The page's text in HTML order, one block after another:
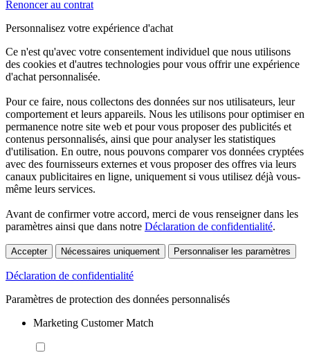
Renoncer au contrat
Personnalisez votre expérience d'achat
Ce n'est qu'avec votre consentement individuel que nous utilisons
des cookies et d'autres technologies pour vous offrir une expérience
d'achat personnalisée.
Pour ce faire, nous collectons des données sur nos utilisateurs, leur
comportement et leurs appareils. Nous les utilisons pour optimiser en
permanence notre site web et pour vous proposer des publicités et
contenus personnalisés, ainsi que pour analyser les statistiques
d'utilisation. En outre, nous pouvons comparer vos données cryptées
avec des fournisseurs externes et vous proposer des offres via leurs
canaux publicitaires en ligne, uniquement si vous utilisez déjà vous-
même leurs services.
Avant de confirmer votre accord, merci de vous renseigner dans les
paramètres ainsi que dans notre Déclaration de confidentialité.
Accepter Nécessaires uniquement Personnaliser les paramètres
Déclaration de confidentialité
Paramètres de protection des données personnalisés
Marketing Customer Match